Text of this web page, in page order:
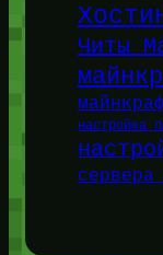
Читы
настройка
сервера